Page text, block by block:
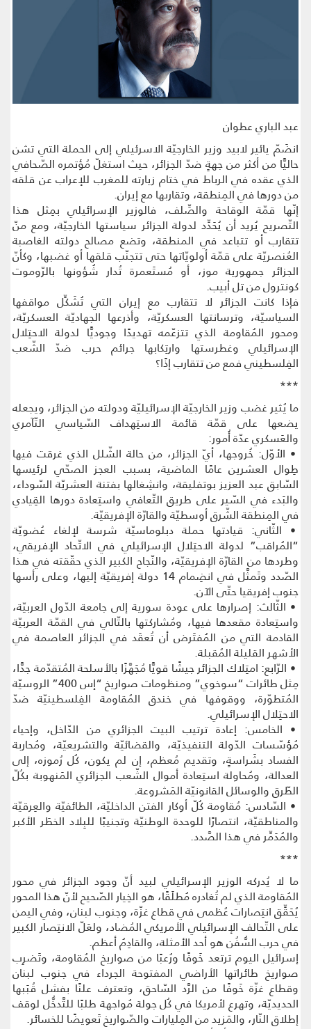
عبد الباري عطوان
انضَمّ يائير لابيد وزير الخارجيّة الاسرئيلي إلى الحملة التي تشن
حاليًّا من أكثر من جهةٍ ضدّ الجزائر، حيث استغلّ مُؤتمره الصّحافي
الذي عقده في الرباط في ختام زيارته للمغرب للإعراب عن قلقه
من دورها في المِنطقة، وتقاربها مع إيران.
إنّها قمّة الوقاحة والصِّلف، فالوزير الإسرائيلي بمِثل هذا
التّصريح يُريد أن يُحَدِّد لدولة الجزائر سياستها الخارجيّة، ومع منّ
تتقارب أو تتباعد في المنطقة، وتضع مصالح دولته الغاصبة
العُنصريّة على قمّة أولويّاتها حتى تتجنّب قلقها أو غضبها، وكأنّ
الجزائر جمهورية موز، أو مُستَعمرة تُدار شُؤونها بالرّوموت
كونترول من تل أبيب.
فإذا كانت الجزائر لا تتقارب مع إيران التي تُشَكِّل مواقفها
السياسيّة، وترسانتها العسكريّة، وأذرعها الجهاديّة العسكريّة،
ومحور المُقاومة الذي تتزعّمه تهديدًا وجوديًّا لدولة الاحتِلال
الإسرائيلي وغطرستها وارتِكابها جرائم حرب ضدّ الشّعب
الفِلسطيني فمع من تتقارب إذًا؟
***
ما يُثير غضب وزير الخارجيّة الإسرائيليّة ودولته من الجزائر، ويجعله
يضعها على قمّة قائمة الاستِهداف السّياسي التّآمري
والعَسكري عدّة أُمور:
• الأوّل: خُروجها، أيّ الجزائر، من حالة الشّلل الذي غرقت فيها
طِوال العشرين عامًا الماضية، بسبب العجز الصحّي لرئيسها
السّابق عبد العزيز بوتفليقة، وانشِغالها بفتنة العشريّة السّوداء،
والبَدء في السّير على طريق التّعافي واستِعادة دورها القِيادي
في المِنطقة الشّرق أوسطيّة والقارّة الإفريقيّة.
• الثّاني: قيادتها حملة دبلوماسيّة شرسة لإلغاء عُضويّة
“المُراقب” لدولة الاحتِلال الإسرائيلي في الاتّحاد الإفريقي،
وطردها من القارّة الإفريقيّة، والنّجاح الكبير الذي حقّقته في هذا
الصّدد وتَمثَّل في انضِمام 14 دولة إفريقيّة إليها، وعلى رأسها
جنوب إفريقيا حتّى الآن.
• الثّالث: إصرارها على عودة سورية إلى جامعة الدّول العربيّة،
واستِعادة مقعدها فيها، ومُشاركتها بالتّالي في القمّة العربيّة
القادمة التي من المُفتَرض أن تُعقَد في الجزائر العاصمة في
الأشهر القليلة المُقبلة.
• الرّابع: امتِلاك الجزائر جيشًا قويًّا مُجَهَّزًا بالأسلحة المُتقدّمة جدًّا،
مِثل طائرات “سوخوي” ومنظومات صواريخ “إس 400” الروسيّة
المُتطوّرة، ووقوفها في خندق المُقاومة الفِلسطينيّة ضدّ
الاحتِلال الإسرائيلي.
• الخامس: إعادة ترتيب البيت الجزائري من الدّاخل، وإحياء
مُؤسّسات الدّولة التنفيذيّة، والقضائيّة والتشريعيّة، ومُحاربة
الفساد بشَراسةٍ، وتقديم مُعظم، إن لم يكون، كُل رُموزه، إلى
العدالة، ومُحاولة استِعادة أموال الشّعب الجزائري المَنهوبة بكُلّ
الطّرق والوسائل القانونيّة المَشروعة.
• السّادس: مُقاومة كُلّ أوكار الفتن الداخليّة، الطائفيّة والعِرقيّة
والمناطقيّة، انتصارًا للوحدة الوطنيّة وتجنيبًا للبِلاد الخطَر الأكبر
والمُدَمِّر في هذا الصَّدد.
***
ما لا يُدركه الوزير الإسرائيلي لبيد أنّ وجود الجزائر في محور
المُقاومة الذي لم تُغادره مُطلَقًا، هو الخِيار الصّحيح لأنّ هذا المحور
يُحَقِّق انتِصارات عُظمى في قطاع غزّة، وجنوب لبنان، وفي اليمن
على التّحالف الإسرائيلي الأمريكي المُضاد، ولعَلّ الانتِصار الكبير
في حرب السُّفُن هو أحد الأمثلة، والقادِمُ أعظم.
إسرائيل اليوم ترتعد خَوفًا ورُعبًا من صواريخ المُقاومة، وتَضرِب
صواريخ طائراتها الأراضي المفتوحة الجرداء في جنوب لبنان
وقطاع غزّة خَوفًا من الرَّد السّاحق، وتعترف علنًا بفشل قُبَبها
الحديديّة، وتهرع لأمريكا في كُل جولة مُواجهة طلبًا للتَّدخُّل لوقف
إطلاق النّار، والمَزيد من المِليارات والصّواريخ تَعويضًا للخسائر.